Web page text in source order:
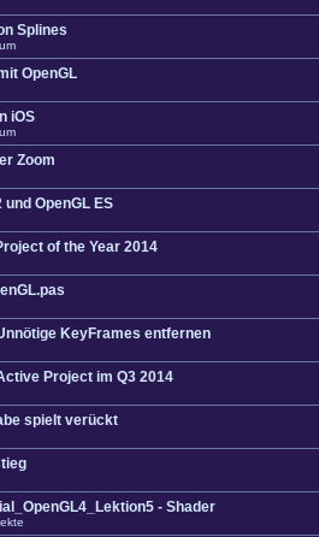
Splines
OpenGL
iOS
Zoom
und OpenGL ES
of the Year 2014
KeyFrames entfernen
Project im Q3 2014
spielt verückt
- Shader